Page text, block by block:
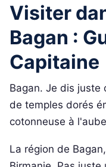
Visiter
Bagan :
Capitaine
Bagan. Je dis juste
de temples dorés
cotonneuse à
La région de